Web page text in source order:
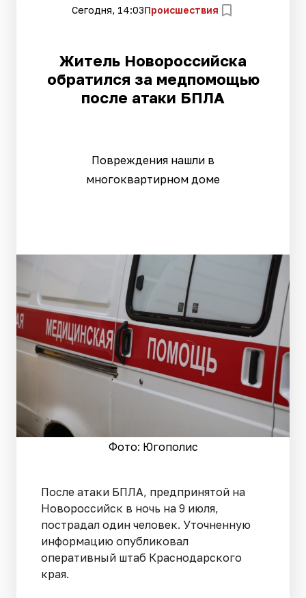
Сегодня, 14:03Происшествия
Житель Новороссийска
обратился за медпомощью
после атаки БПЛА
Повреждения нашли в
многоквартирном доме
Фото: Югополис
После атаки БПЛА, предпринятой на
Новороссийск в ночь на 9 июля,
пострадал один человек. Уточненную
информацию опубликовал
оперативный штаб Краснодарского
края.